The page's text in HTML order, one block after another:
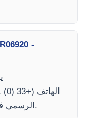
50) أو عبر موقع Kalstein الرسمي في بلدك.